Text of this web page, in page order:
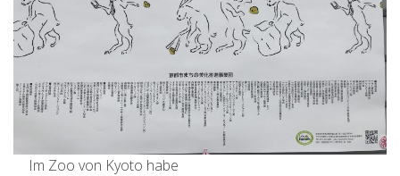
Im Zoo von Kyoto habe